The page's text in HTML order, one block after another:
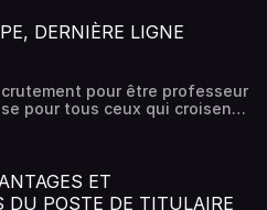
privacy pour plus
DERNIÈRE LIGNE
pour être professeur
pour tous ceux qui croisent
j'ai décidé de vous
pour l'apprivoiser lors de la
ET
DU POSTE DE TITULAIRE